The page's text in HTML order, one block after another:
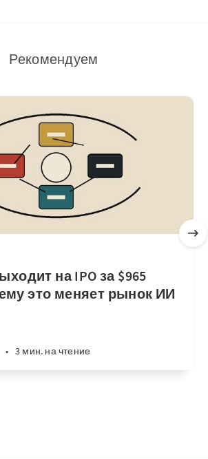
Рекомендуем
на IPO за $965
это меняет рынок ИИ
• 3 мин. на чтение